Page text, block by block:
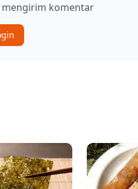
komentar